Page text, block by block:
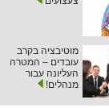
מוטיבציה בקרב
עובדים – המטרה
העליונה עבור
מנהלים!